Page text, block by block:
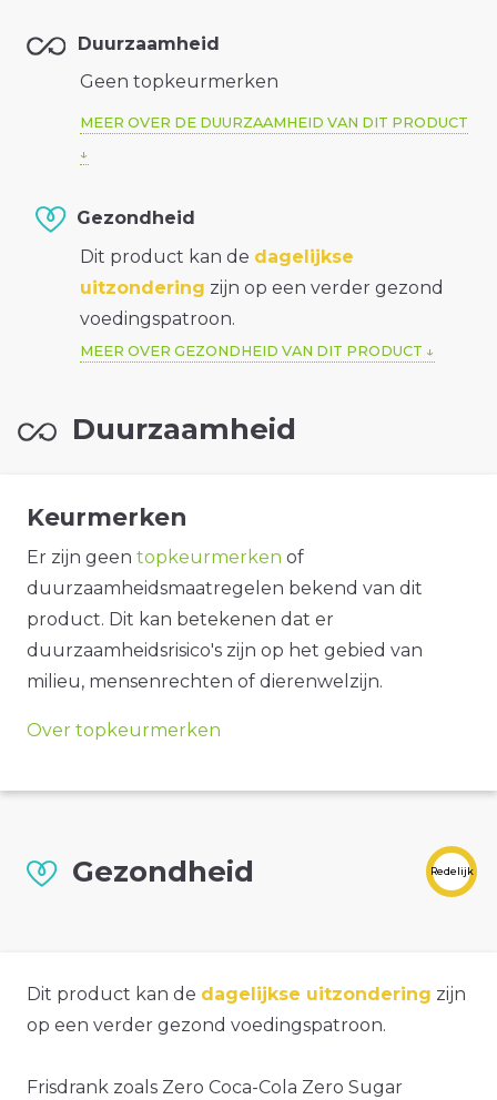
Duurzaamheid
Geen topkeurmerken
MEER OVER DE DUURZAAMHEID VAN DIT PRODUCT
Gezondheid
Dit product kan de dagelijkse
uitzondering zijn op een verder gezond
voedingspatroon.
MEER OVER GEZONDHEID VAN DIT PRODUCT
Duurzaamheid
Keurmerken
Er zijn geen topkeurmerken of
duurzaamheidsmaatregelen bekend van dit
product. Dit kan betekenen dat er
duurzaamheidsrisico's zijn op het gebied van
milieu, mensenrechten of dierenwelzijn.
Over topkeurmerken
Gezondheid Redelijk
Dit product kan de dagelijkse uitzondering zijn
op een verder gezond voedingspatroon.
Frisdrank zoals Zero Coca-Cola Zero Sugar